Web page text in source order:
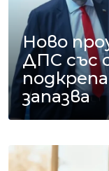
Ново
ДПС със
запазва